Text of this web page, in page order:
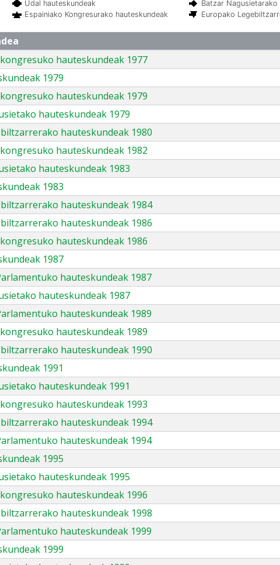
Udal hauteskundeak Batzar Nagusietarako
Espainiako Kongresurako hauteskundeak
Europako
hauteskundeak 1977
1979
hauteskundeak 1979
hauteskundeak 1979
hauteskundeak 1980
hauteskundeak 1982
hauteskundeak 1983
1983
hauteskundeak 1984
hauteskundeak 1986
hauteskundeak 1986
1987
hauteskundeak 1987
hauteskundeak 1987
hauteskundeak 1989
hauteskundeak 1989
hauteskundeak 1990
1991
hauteskundeak 1991
hauteskundeak 1993
hauteskundeak 1994
hauteskundeak 1994
1995
hauteskundeak 1995
hauteskundeak 1996
hauteskundeak 1998
hauteskundeak 1999
1999